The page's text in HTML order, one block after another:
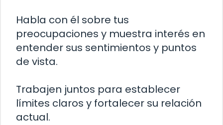
Habla con él sobre tus
preocupaciones y muestra interés en
entender sus sentimientos y puntos
de vista.
Trabajen juntos para establecer
límites claros y fortalecer su relación
actual.